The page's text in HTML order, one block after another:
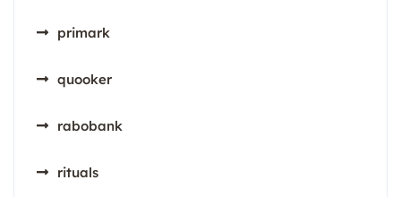
primark
quooker
rabobank
rituals